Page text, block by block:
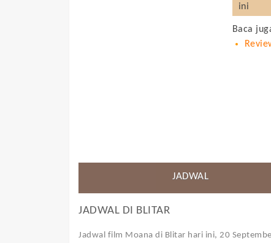
ini
Baca
JADWAL
JADWAL DI BLITAR
Jadwal film Moana di Blitar hari ini, 20